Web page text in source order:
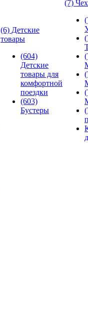
(6) Детские
товары
(604)
Детские
товары для
комфортной
поездки
(603)
Бустеры
(7)